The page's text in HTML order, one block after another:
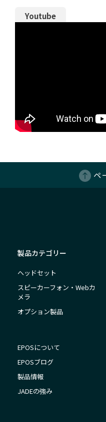
Youtube
ペ
製品カテゴリー
ヘッドセット
スピーカーフォン・Webカ
メラ
オプション製品
EPOSについて
EPOSブログ
製品情報
JADEの強み